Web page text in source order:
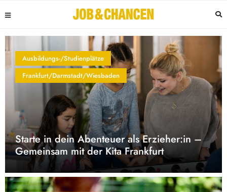
Ausbildungs-/Studienplätze
Frankfurt/Darmstadt/Wiesbaden
Starte in dein Abenteuer als Erzieher:in –
Gemeinsam mit der Kita Frankfurt